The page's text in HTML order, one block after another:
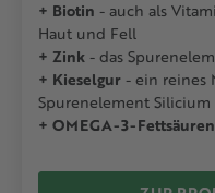
+ Biotin - auch als
Haut und Fell
+ Zink - das
+ Kieselgur - ein reines
Spurenelement Silicium
+ OMEGA-3-Fettsäuren